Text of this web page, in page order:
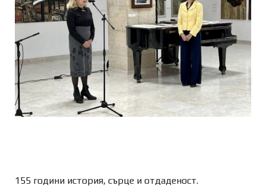
155 години история, сърце и отдаденост.